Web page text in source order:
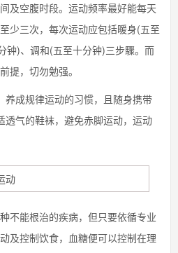
及空腹时段。运动频率最好能每天
少三次，每次运动应包括暖身(五至
钟)、调和(五至十分钟)三步驟。而
提，切勿勉强。
成规律运动的习惯，且随身携带
透气的鞋袜，避免赤脚运动，运动
能根治的疾病，但只要依循专业
及控制饮食，血糖便可以控制在理